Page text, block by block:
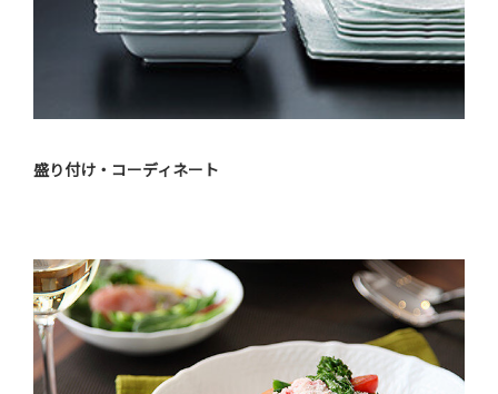
盛り付け・コーディネート